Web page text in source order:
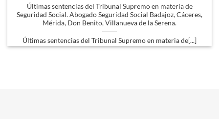
Últimas sentencias del Tribunal Supremo en materia de
Seguridad Social. Abogado Seguridad Social Badajoz, Cáceres,
Mérida, Don Benito, Villanueva de la Serena.
Últimas sentencias del Tribunal Supremo en materia de[...]